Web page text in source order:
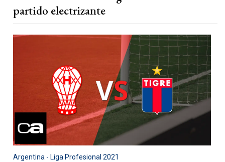
partido electrizante
Argentina - Liga Profesional 2021